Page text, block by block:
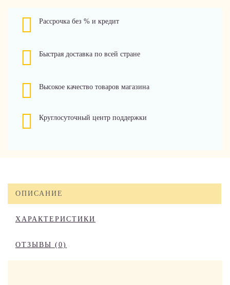
Рассрочка без % и кредит
Быстрая доставка по всей стране
Высокое качество товаров магазина
Круглосуточный центр поддержки
ОПИСАНИЕ
ХАРАКТЕРИСТИКИ
ОТЗЫВЫ (0)